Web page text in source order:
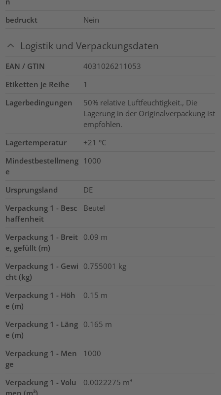
bedruckt Nein
Logistik und Verpackungsdaten
EAN / GTIN
4031026211053
Etiketten je Reihe
1
Lagerbedingungen
50% relative Luftfeuchtigkeit., Die
Lagerung in der Originalverpackung ist
empfohlen.
Lagertemperatur
+21 °C
Mindestbestellmeng
e
1000
Ursprungsland
DE
Verpackung 1 - Besc
haffenheit
Beutel
Verpackung 1 - Breit
e, gefüllt (m)
0.09 m
Verpackung 1 - Gewi
cht (kg)
0.755001 kg
Verpackung 1 - Höh
e (m)
0.15 m
Verpackung 1 - Läng
e (m)
0.165 m
Verpackung 1 - Men
ge
1000
Verpackung 1 - Volu
men (m³)
0.0022275 m³